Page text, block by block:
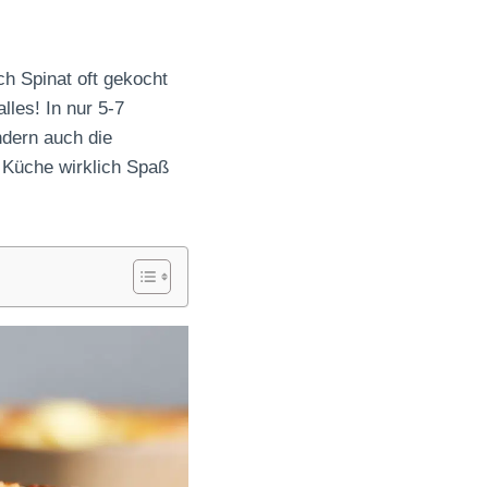
Spinat oft gekocht
In nur 5-7
auch die
wirklich Spaß